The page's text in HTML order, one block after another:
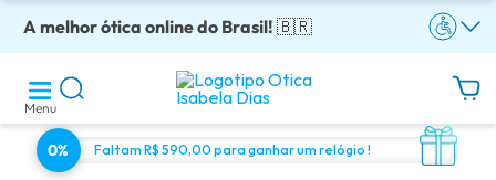
A melhor ótica online do Brasil!🇧🇷
Óculos completos armação + lentes a partir: R$199
Adquira em até 10x sem juros!
Enviamos para todo o Brasil!
Óculos de grau com preço justo!
Menu
0% Faltam R$ 590,00 para ganhar um relógio !